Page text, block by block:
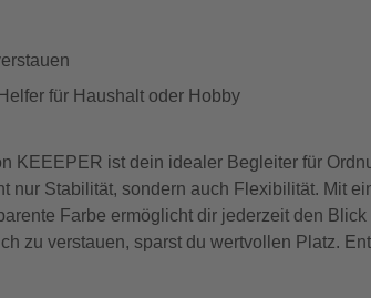
für Haushalt oder Hobby
KEEEPER ist dein idealer Begleiter für
nur Stabilität, sondern auch Flexibilität. Mit
Farbe ermöglicht dir jederzeit den
zu verstauen, sparst du wertvollen Platz.